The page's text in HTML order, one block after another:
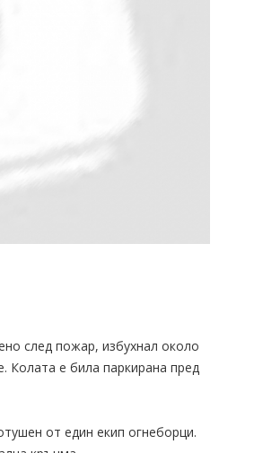
след пожар, избухнал около
Колата е била паркирана пред
от един екип огнеборци.